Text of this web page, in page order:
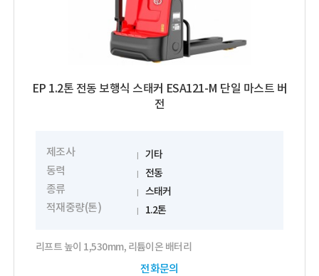
EP 1.2톤 전동 보행식 스태커 ESA121-M 단일 마스트 버
전
제조사
기타
동력
전동
종류
스태커
적재중량(톤)
1.2톤
리프트 높이 1,530mm, 리튬이온 배터리
전화문의